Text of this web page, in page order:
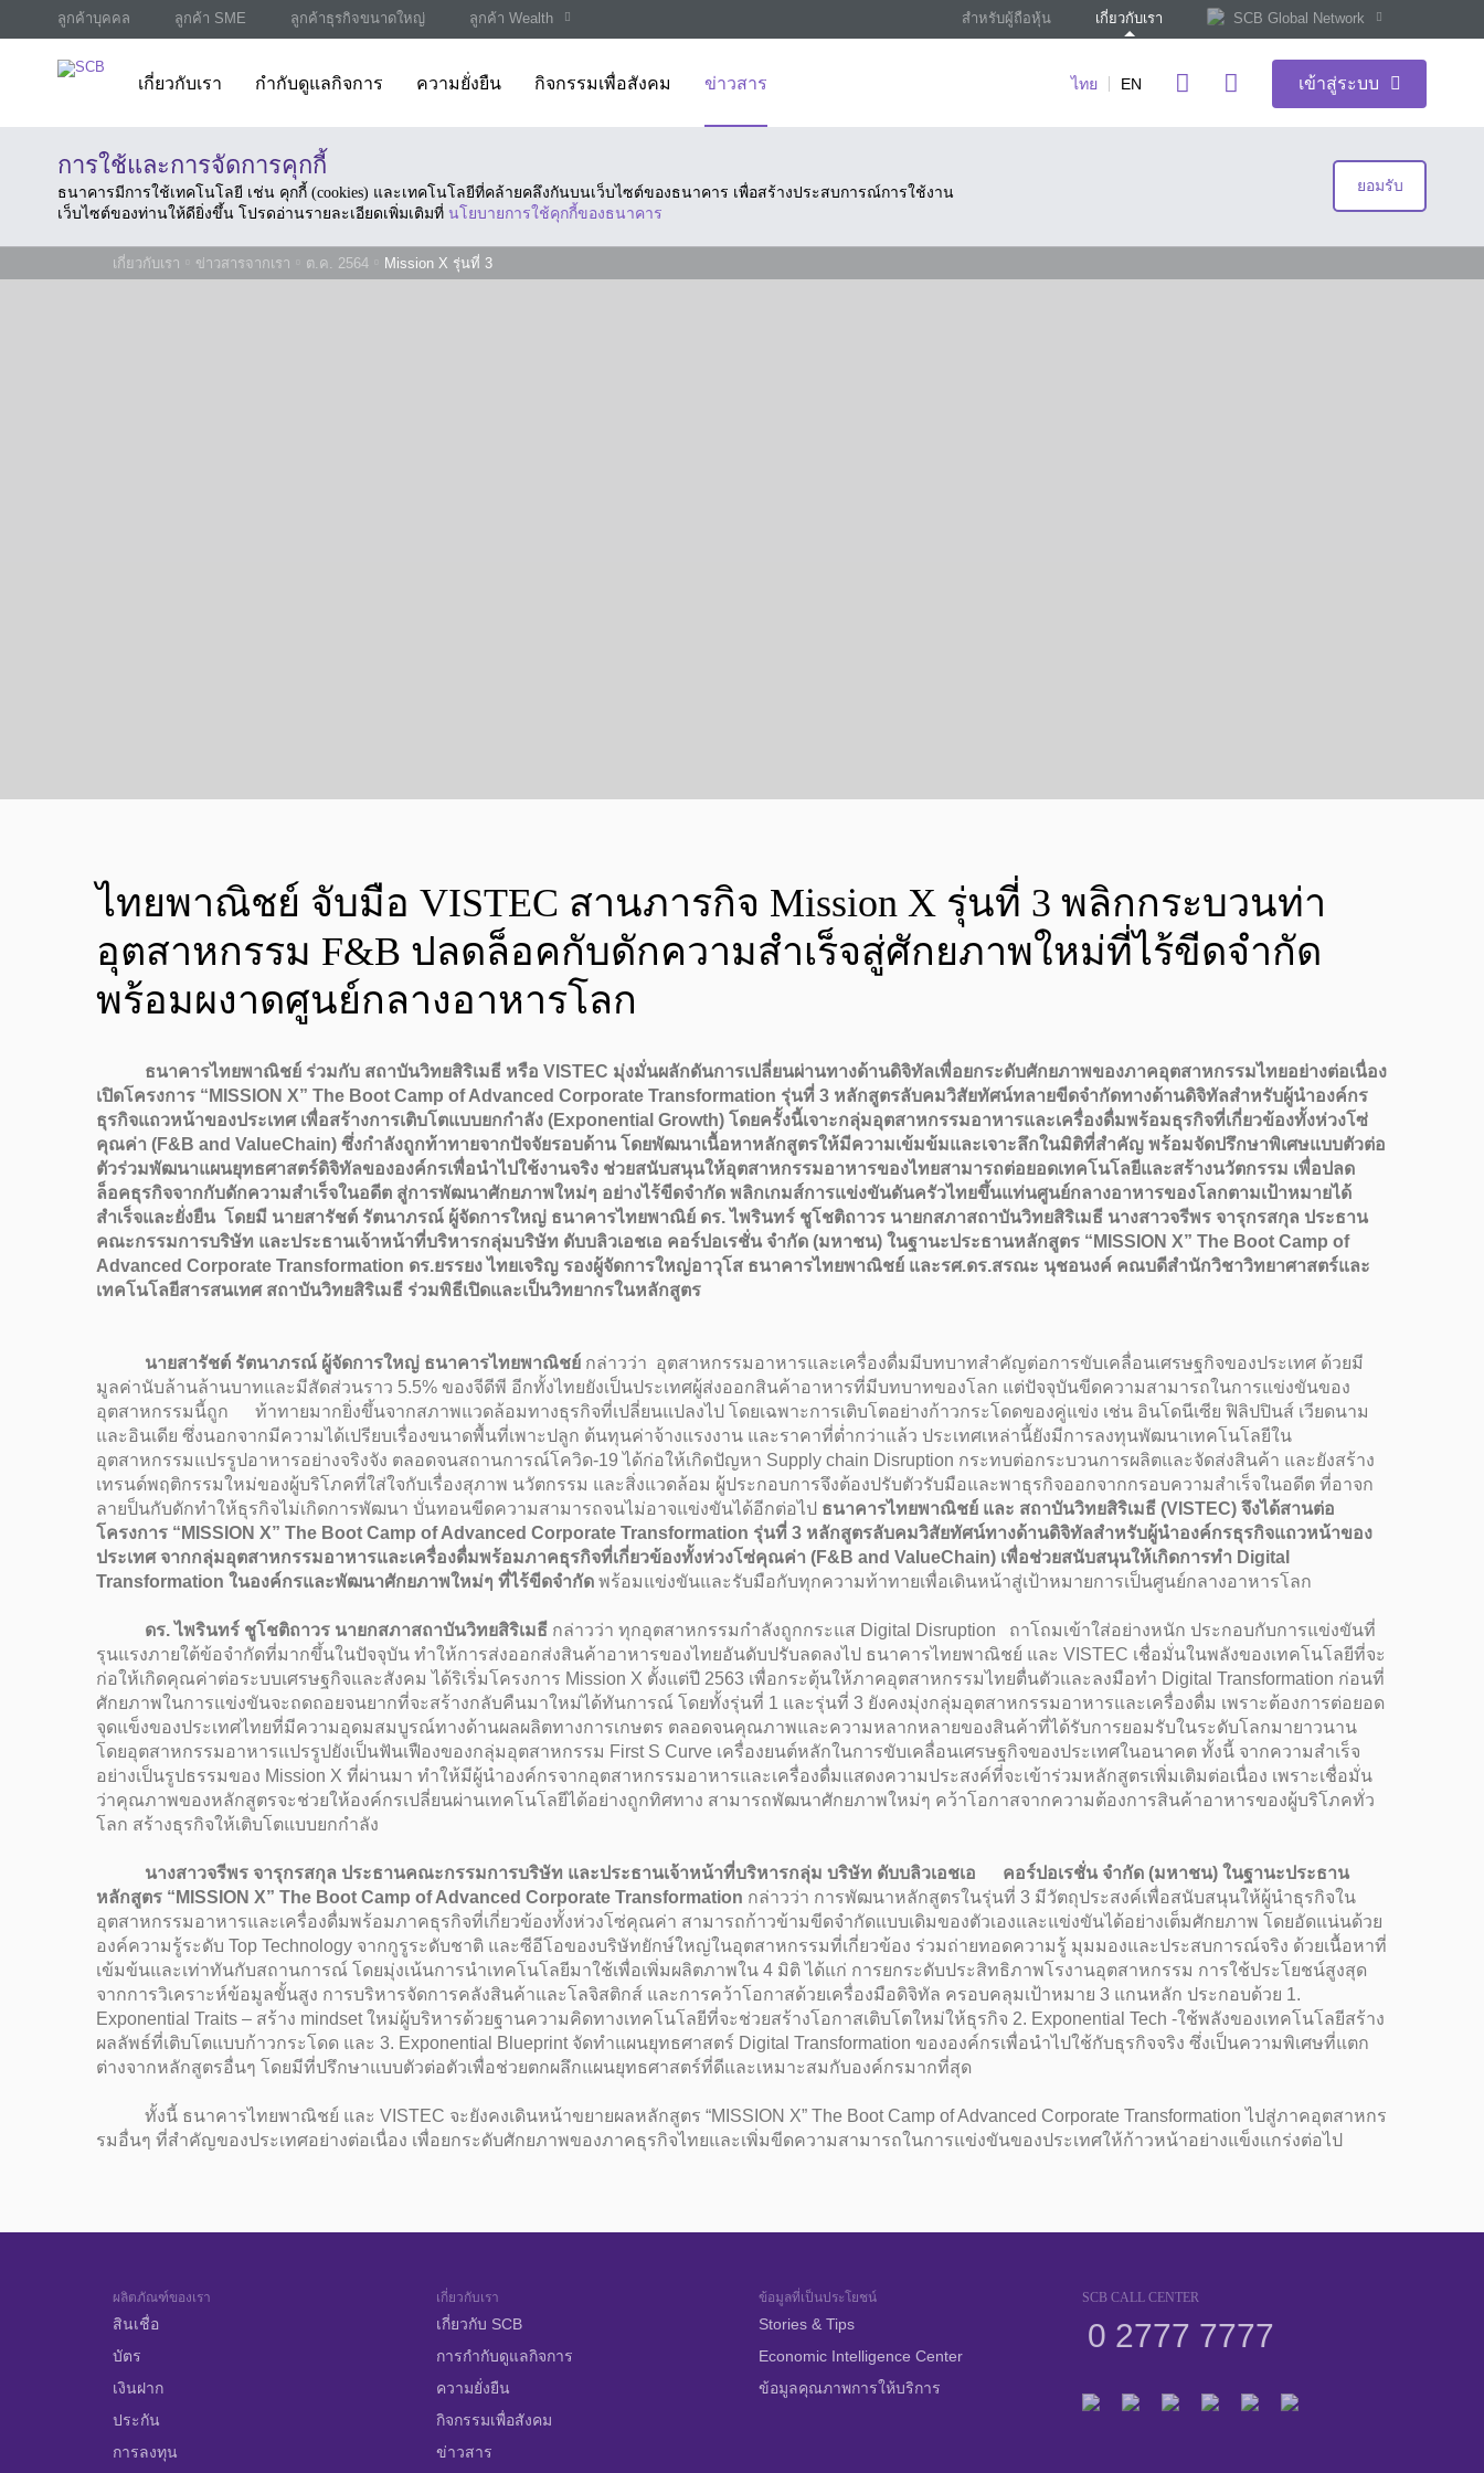
ลูกค้าบุคคล ลูกค้า SME ลูกค้าธุรกิจขนาดใหญ่ ลูกค้า Wealth สำหรับผู้ถือหุ้น เกี่ยวกับเรา SCB Global Network
เกี่ยวกับเรา กำกับดูแลกิจการ ความยั่งยืน กิจกรรมเพื่อสังคม ข่าวสาร ไทย EN เข้าสู่ระบบ
การใช้และการจัดการคุกกี้
ธนาคารมีการใช้เทคโนโลยี เช่น คุกกี้ (cookies) และเทคโนโลยีที่คล้ายคลึงกันบนเว็บไซต์ของธนาคาร เพื่อสร้างประสบการณ์การใช้งาน
เว็บไซต์ของท่านให้ดียิ่งขึ้น โปรดอ่านรายละเอียดเพิ่มเติมที่ นโยบายการใช้คุกกี้ของธนาคาร
ยอมรับ
เกี่ยวกับเรา ข่าวสารจากเรา ต.ค. 2564 Mission X รุ่นที่ 3
ไทยพาณิชย์ จับมือ VISTEC สานภารกิจ Mission X รุ่นที่ 3 พลิกกระบวนท่า
อุตสาหกรรม F&B ปลดล็อคกับดักความสำเร็จสู่ศักยภาพใหม่ที่ไร้ขีดจำกัด
พร้อมผงาดศูนย์กลางอาหารโลก
ธนาคารไทยพาณิชย์ ร่วมกับ สถาบันวิทยสิริเมธี หรือ VISTEC มุ่งมั่นผลักดันการเปลี่ยนผ่านทางด้านดิจิทัลเพื่อยกระดับศักยภาพของภาคอุตสาหกรรมไทยอย่างต่อเนื่อง
เปิดโครงการ “MISSION X” The Boot Camp of Advanced Corporate Transformation รุ่นที่ 3 หลักสูตรลับคมวิสัยทัศน์ทลายขีดจำกัดทางด้านดิจิทัลสำหรับผู้นำองค์กร
ธุรกิจแถวหน้าของประเทศ เพื่อสร้างการเติบโตแบบยกกำลัง (Exponential Growth) โดยครั้งนี้เจาะกลุ่มอุตสาหกรรมอาหารและเครื่องดื่มพร้อมธุรกิจที่เกี่ยวข้องทั้งห่วงโซ่
คุณค่า (F&B and ValueChain) ซึ่งกำลังถูกท้าทายจากปัจจัยรอบด้าน โดยพัฒนาเนื้อหาหลักสูตรให้มีความเข้มข้มและเจาะลึกในมิติที่สำคัญ พร้อมจัดปรึกษาพิเศษแบบตัวต่อ
ตัวร่วมพัฒนาแผนยุทธศาสตร์ดิจิทัลขององค์กรเพื่อนำไปใช้งานจริง ช่วยสนับสนุนให้อุตสาหกรรมอาหารของไทยสามารถต่อยอดเทคโนโลยีและสร้างนวัตกรรม เพื่อปลด
ล็อคธุรกิจจากกับดักความสำเร็จในอดีต สู่การพัฒนาศักยภาพใหม่ๆ อย่างไร้ขีดจำกัด พลิกเกมส์การแข่งขันดันครัวไทยขึ้นแท่นศูนย์กลางอาหารของโลกตามเป้าหมายได้
สำเร็จและยั่งยืน โดยมี นายสารัชต์ รัตนาภรณ์ ผู้จัดการใหญ่ ธนาคารไทยพาณิย์ ดร. ไพรินทร์ ชูโชติถาวร นายกสภาสถาบันวิทยสิริเมธี นางสาวจรีพร จารุกรสกุล ประธาน
คณะกรรมการบริษัท และประธานเจ้าหน้าที่บริหารกลุ่มบริษัท ดับบลิวเอชเอ คอร์ปอเรชั่น จำกัด (มหาชน) ในฐานะประธานหลักสูตร “MISSION X” The Boot Camp of
Advanced Corporate Transformation ดร.ยรรยง ไทยเจริญ รองผู้จัดการใหญ่อาวุโส ธนาคารไทยพาณิชย์ และรศ.ดร.สรณะ นุชอนงค์ คณบดีสำนักวิชาวิทยาศาสตร์และ
เทคโนโลยีสารสนเทศ สถาบันวิทยสิริเมธี ร่วมพิธีเปิดและเป็นวิทยากรในหลักสูตร
นายสารัชต์ รัตนาภรณ์ ผู้จัดการใหญ่ ธนาคารไทยพาณิชย์ กล่าวว่า อุตสาหกรรมอาหารและเครื่องดื่มมีบทบาทสำคัญต่อการขับเคลื่อนเศรษฐกิจของประเทศ ด้วยมี
มูลค่านับล้านล้านบาทและมีสัดส่วนราว 5.5% ของจีดีพี อีกทั้งไทยยังเป็นประเทศผู้ส่งออกสินค้าอาหารที่มีบทบาทของโลก แต่ปัจจุบันขีดความสามารถในการแข่งขันของ
อุตสาหกรรมนี้ถูก ท้าทายมากยิ่งขึ้นจากสภาพแวดล้อมทางธุรกิจที่เปลี่ยนแปลงไป โดยเฉพาะการเติบโตอย่างก้าวกระโดดของคู่แข่ง เช่น อินโดนีเซีย ฟิลิปปินส์ เวียดนาม
และอินเดีย ซึ่งนอกจากมีความได้เปรียบเรื่องขนาดพื้นที่เพาะปลูก ต้นทุนค่าจ้างแรงงาน และราคาที่ต่ำกว่าแล้ว ประเทศเหล่านี้ยังมีการลงทุนพัฒนาเทคโนโลยีใน
อุตสาหกรรมแปรรูปอาหารอย่างจริงจัง ตลอดจนสถานการณ์โควิด-19 ได้ก่อให้เกิดปัญหา Supply chain Disruption กระทบต่อกระบวนการผลิตและจัดส่งสินค้า และยังสร้าง
เทรนด์พฤติกรรมใหม่ของผู้บริโภคที่ใส่ใจกับเรื่องสุภาพ นวัตกรรม และสิ่งแวดล้อม ผู้ประกอบการจึงต้องปรับตัวรับมือและพาธุรกิจออกจากกรอบความสำเร็จในอดีต ที่อาจก
ลายป็นกับดักทำให้ธุรกิจไม่เกิดการพัฒนา บั่นทอนขีดความสามารถจนไม่อาจแข่งขันได้อีกต่อไป ธนาคารไทยพาณิชย์ และ สถาบันวิทยสิริเมธี (VISTEC) จึงได้สานต่อ
โครงการ “MISSION X” The Boot Camp of Advanced Corporate Transformation รุ่นที่ 3 หลักสูตรลับคมวิสัยทัศน์ทางด้านดิจิทัลสำหรับผู้นำองค์กรธุรกิจแถวหน้าของ
ประเทศ จากกลุ่มอุตสาหกรรมอาหารและเครื่องดื่มพร้อมภาคธุรกิจที่เกี่ยวข้องทั้งห่วงโซ่คุณค่า (F&B and ValueChain) เพื่อช่วยสนับสนุนให้เกิดการทำ Digital
Transformation ในองค์กรและพัฒนาศักยภาพใหม่ๆ ที่ไร้ขีดจำกัด พร้อมแข่งขันและรับมือกับทุกความท้าทายเพื่อเดินหน้าสู่เป้าหมายการเป็นศูนย์กลางอาหารโลก
ดร. ไพรินทร์ ชูโชติถาวร นายกสภาสถาบันวิทยสิริเมธี กล่าวว่า ทุกอุตสาหกรรมกำลังถูกกระแส Digital Disruption ถาโถมเข้าใส่อย่างหนัก ประกอบกับการแข่งขันที่
รุนแรงภายใต้ข้อจำกัดที่มากขึ้นในปัจจุบัน ทำให้การส่งออกส่งสินค้าอาหารของไทยอันดับปรับลดลงไป ธนาคารไทยพาณิชย์ และ VISTEC เชื่อมั่นในพลังของเทคโนโลยีที่จะ
ก่อให้เกิดคุณค่าต่อระบบเศรษฐกิจและสังคม ได้ริเริ่มโครงการ Mission X ตั้งแต่ปี 2563 เพื่อกระตุ้นให้ภาคอุตสาหกรรมไทยตื่นตัวและลงมือทำ Digital Transformation ก่อนที่
ศักยภาพในการแข่งขันจะถดถอยจนยากที่จะสร้างกลับคืนมาใหม่ได้ทันการณ์ โดยทั้งรุ่นที่ 1 และรุ่นที่ 3 ยังคงมุ่งกลุ่มอุตสาหกรรมอาหารและเครื่องดื่ม เพราะต้องการต่อยอด
จุดแข็งของประเทศไทยที่มีความอุดมสมบูรณ์ทางด้านผลผลิตทางการเกษตร ตลอดจนคุณภาพและความหลากหลายของสินค้าที่ได้รับการยอมรับในระดับโลกมายาวนาน
โดยอุตสาหกรรมอาหารแปรรูปยังเป็นฟันเฟืองของกลุ่มอุตสาหกรรม First S Curve เครื่องยนต์หลักในการขับเคลื่อนเศรษฐกิจของประเทศในอนาคต ทั้งนี้ จากความสำเร็จ
อย่างเป็นรูปธรรมของ Mission X ที่ผ่านมา ทำให้มีผู้นำองค์กรจากอุตสาหกรรมอาหารและเครื่องดื่มแสดงความประสงค์ที่จะเข้าร่วมหลักสูตรเพิ่มเติมต่อเนื่อง เพราะเชื่อมั่น
ว่าคุณภาพของหลักสูตรจะช่วยให้องค์กรเปลี่ยนผ่านเทคโนโลยีได้อย่างถูกทิศทาง สามารถพัฒนาศักยภาพใหม่ๆ คว้าโอกาสจากความต้องการสินค้าอาหารของผู้บริโภคทั่ว
โลก สร้างธุรกิจให้เติบโตแบบยกกำลัง
นางสาวจรีพร จารุกรสกุล ประธานคณะกรรมการบริษัท และประธานเจ้าหน้าที่บริหารกลุ่ม บริษัท ดับบลิวเอชเอ คอร์ปอเรชั่น จำกัด (มหาชน) ในฐานะประธาน
หลักสูตร “MISSION X” The Boot Camp of Advanced Corporate Transformation กล่าวว่า การพัฒนาหลักสูตรในรุ่นที่ 3 มีวัตถุประสงค์เพื่อสนับสนุนให้ผู้นำธุรกิจใน
อุตสาหกรรมอาหารและเครื่องดื่มพร้อมภาคธุรกิจที่เกี่ยวข้องทั้งห่วงโซ่คุณค่า สามารถก้าวข้ามขีดจำกัดแบบเดิมของตัวเองและแข่งขันได้อย่างเต็มศักยภาพ โดยอัดแน่นด้วย
องค์ความรู้ระดับ Top Technology จากกูรูระดับชาติ และซีอีโอของบริษัทยักษ์ใหญ่ในอุตสาหกรรมที่เกี่ยวข้อง ร่วมถ่ายทอดความรู้ มุมมองและประสบการณ์จริง ด้วยเนื้อหาที่
เข้มข้นและเท่าทันกับสถานการณ์ โดยมุ่งเน้นการนำเทคโนโลยีมาใช้เพื่อเพิ่มผลิตภาพใน 4 มิติ ได้แก่ การยกระดับประสิทธิภาพโรงานอุตสาหกรรม การใช้ประโยชน์สูงสุด
จากการวิเคราะห์ข้อมูลขั้นสูง การบริหารจัดการคลังสินค้าและโลจิสติกส์ และการคว้าโอกาสด้วยเครื่องมือดิจิทัล ครอบคลุมเป้าหมาย 3 แกนหลัก ประกอบด้วย 1.
Exponential Traits – สร้าง mindset ใหม่ผู้บริหารด้วยฐานความคิดทางเทคโนโลยีที่จะช่วยสร้างโอกาสเติบโตใหม่ให้ธุรกิจ 2. Exponential Tech -ใช้พลังของเทคโนโลยีสร้าง
ผลลัพธ์ที่เติบโตแบบก้าวกระโดด และ 3. Exponential Blueprint จัดทำแผนยุทธศาสตร์ Digital Transformation ขององค์กรเพื่อนำไปใช้กับธุรกิจจริง ซึ่งเป็นความพิเศษที่แตก
ต่างจากหลักสูตรอื่นๆ โดยมีที่ปรึกษาแบบตัวต่อตัวเพื่อช่วยตกผลึกแผนยุทธศาสตร์ที่ดีและเหมาะสมกับองค์กรมากที่สุด
ทั้งนี้ ธนาคารไทยพาณิชย์ และ VISTEC จะยังคงเดินหน้าขยายผลหลักสูตร “MISSION X” The Boot Camp of Advanced Corporate Transformation ไปสู่ภาคอุตสาหกร
รมอื่นๆ ที่สำคัญของประเทศอย่างต่อเนื่อง เพื่อยกระดับศักยภาพของภาคธุรกิจไทยและเพิ่มขีดความสามารถในการแข่งขันของประเทศให้ก้าวหน้าอย่างแข็งแกร่งต่อไป
ผลิตภัณฑ์ของเรา
สินเชื่อ
บัตร
เงินฝาก
ประกัน
การลงทุน
เกี่ยวกับเรา
เกี่ยวกับ SCB
การกำกับดูแลกิจการ
ความยั่งยืน
กิจกรรมเพื่อสังคม
ข่าวสาร
ข้อมูลที่เป็นประโยชน์
Stories & Tips
Economic Intelligence Center
ข้อมูลคุณภาพการให้บริการ
SCB CALL CENTER
0 2777 7777